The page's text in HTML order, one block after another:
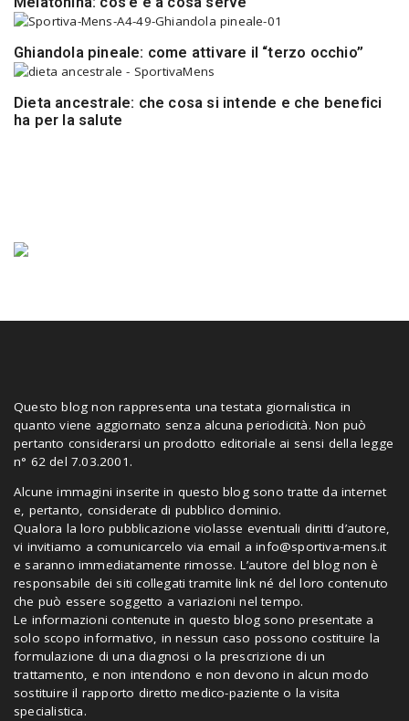
Ghiandola pineale: come attivare il “terzo occhio”
Dieta ancestrale: che cosa si intende e che benefici
ha per la salute
Questo blog non rappresenta una testata giornalistica in
quanto viene aggiornato senza alcuna periodicità. Non può
pertanto considerarsi un prodotto editoriale ai sensi della legge
n° 62 del 7.03.2001.
Alcune immagini inserite in questo blog sono tratte da internet
e, pertanto, considerate di pubblico dominio.
Qualora la loro pubblicazione violasse eventuali diritti d’autore,
vi invitiamo a comunicarcelo via email ainfo@sportiva-mens.it
e saranno immediatamente rimosse. L’autore del blog non è
responsabile dei siti collegati tramite link né del loro contenuto
che può essere soggetto a variazioni nel tempo.
Le informazioni contenute in questo blog sono presentate a
solo scopo informativo, in nessun caso possono costituire la
formulazione di una diagnosi o la prescrizione di un
trattamento, e non intendono e non devono in alcun modo
sostituire il rapporto diretto medico-paziente o la visita
specialistica.